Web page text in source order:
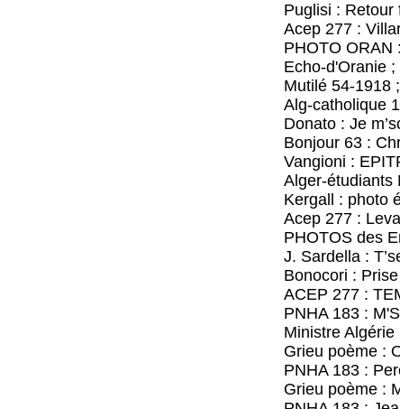
Puglisi : Retour
Acep 277 : Villard
PHOTO ORAN :
Echo-d'Oranie ;
Mutilé 54-1918 ;
Alg-catholique
Donato : Je
Bonjour 63 :
Vangioni :
Alger-étudiants
Kergall : photo
Acep 277 :
PHOTOS des
J. Sardella :
Bonocori : Prise
ACEP 277 :
PNHA 183 :
Ministre Algérie ;
Grieu poème :
PNHA 183 :
Grieu poème :